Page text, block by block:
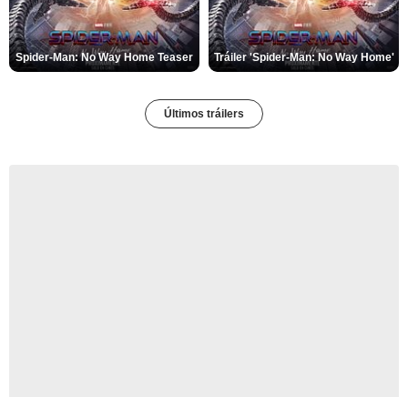
Spider-Man: No Way Home Teaser Tráiler 'Spider-Man: No Way Home'
Últimos tráilers